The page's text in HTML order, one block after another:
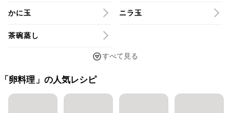
かに玉 ニラ玉
茶碗蒸し
すべて見る
「卵料理」の人気レシピ